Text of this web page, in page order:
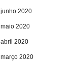
junho 2020
maio 2020
abril 2020
março 2020